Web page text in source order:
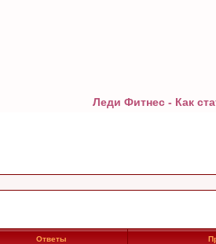
Леди Фитнес - Как
Ответы